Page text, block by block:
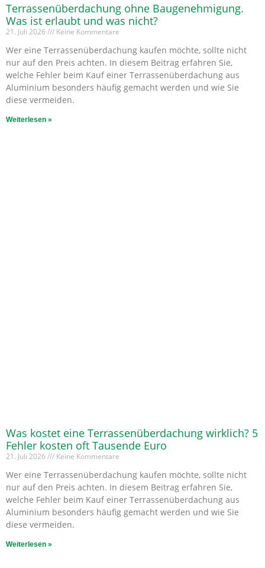
Terrassenüberdachung ohne Baugenehmigung.
Was ist erlaubt und was nicht?
21. Juli 2026 Keine Kommentare
Wer eine Terrassenüberdachung kaufen möchte, sollte nicht
nur auf den Preis achten. In diesem Beitrag erfahren Sie,
welche Fehler beim Kauf einer Terrassenüberdachung aus
Aluminium besonders häufig gemacht werden und wie Sie
diese vermeiden.
Weiterlesen »
Was kostet eine Terrassenüberdachung wirklich? 5
Fehler kosten oft Tausende Euro
21. Juli 2026 Keine Kommentare
Wer eine Terrassenüberdachung kaufen möchte, sollte nicht
nur auf den Preis achten. In diesem Beitrag erfahren Sie,
welche Fehler beim Kauf einer Terrassenüberdachung aus
Aluminium besonders häufig gemacht werden und wie Sie
diese vermeiden.
Weiterlesen »